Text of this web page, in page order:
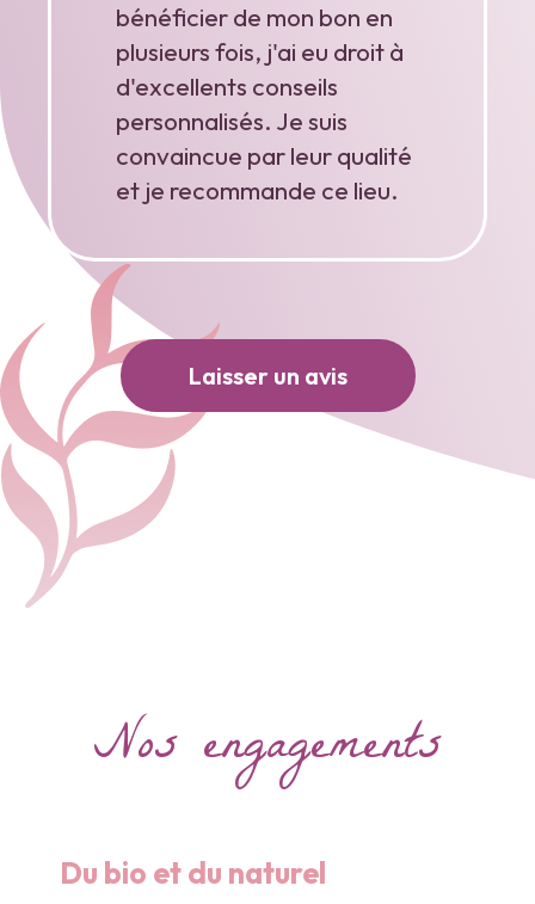
bénéficier de mon bon en
plusieurs fois, j'ai eu droit à
d'excellents conseils
personnalisés. Je suis
convaincue par leur qualité
et je recommande ce lieu.
Laisser un avis
Nos engagements
Du bio et du naturel